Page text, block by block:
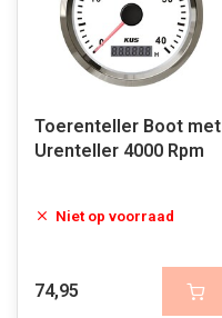
Toerenteller Boot met
Urenteller 4000 Rpm
Niet op voorraad
74,95